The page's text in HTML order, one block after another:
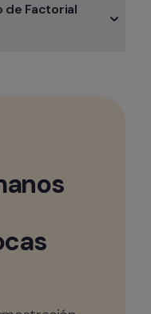
de Factorial